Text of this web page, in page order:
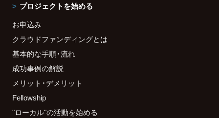
プロジェクトを始める
お申込み
クラウドファンディングとは
基本的な手順・流れ
成功事例の解説
メリット・デメリット
Fellowship
"ローカル"の活動を始める